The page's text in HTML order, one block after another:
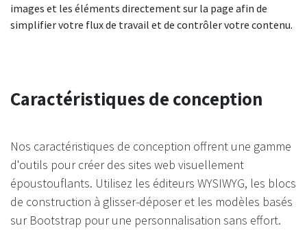
images et les éléments directement sur la page afin de
simplifier votre flux de travail et de contrôler votre contenu.
Caractéristiques de conception
Nos caractéristiques de conception offrent une gamme
d'outils pour créer des sites web visuellement
époustouflants. Utilisez les éditeurs WYSIWYG, les blocs
de construction à glisser-déposer et les modèles basés
sur Bootstrap pour une personnalisation sans effort.